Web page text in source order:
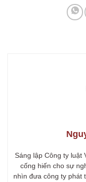
Sáng lập Công ty luật
cống hiến cho sự
nhìn đưa công ty phát